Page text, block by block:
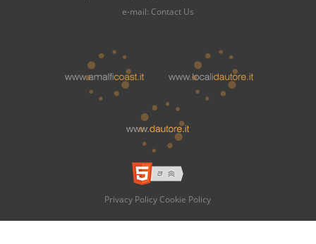
e-mail: Contact Us
Privacy Policy Cookie Policy